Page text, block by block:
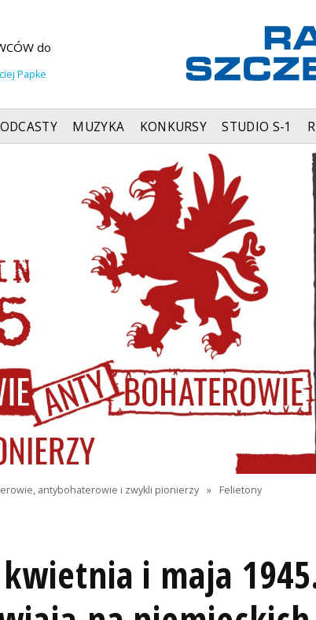
do
Papke
MUZYKA KONKURSY STUDIO S-1
antybohaterowie i zwykli pionierzy » Felietony
kwietnia i maja